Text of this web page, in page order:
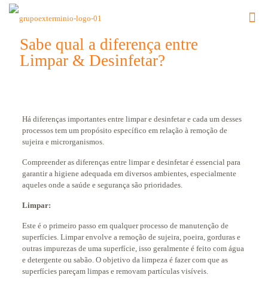
Sabe qual a diferença entre
Limpar & Desinfetar?
Há diferenças importantes entre limpar e desinfetar e cada um desses
processos tem um propósito específico em relação à remoção de
sujeira e microrganismos.
Compreender as diferenças entre limpar e desinfetar é essencial para
garantir a higiene adequada em diversos ambientes, especialmente
aqueles onde a saúde e segurança são prioridades.
Limpar:
Este é o primeiro passo em qualquer processo de manutenção de
superfícies. Limpar envolve a remoção de sujeira, poeira, gorduras e
outras impurezas de uma superfície, isso geralmente é feito com água
e detergente ou sabão. O objetivo da limpeza é fazer com que as
superfícies pareçam limpas e removam partículas visíveis.